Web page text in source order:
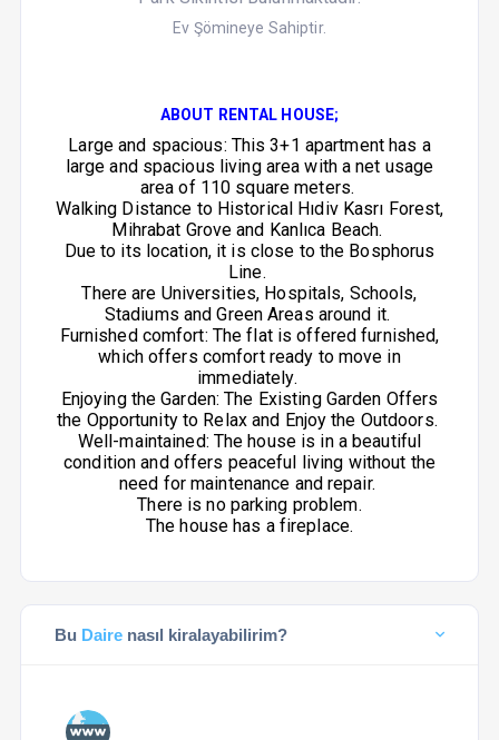
Ev Şömineye Sahiptir.
ABOUT RENTAL HOUSE;
Large and spacious: This 3+1 apartment has a
large and spacious living area with a net usage
area of ​​110 square meters.
Walking Distance to Historical Hıdiv Kasrı Forest,
Mihrabat Grove and Kanlıca Beach.
Due to its location, it is close to the Bosphorus
Line.
There are Universities, Hospitals, Schools,
Stadiums and Green Areas around it.
Furnished comfort: The flat is offered furnished,
which offers comfort ready to move in
immediately.
Enjoying the Garden: The Existing Garden Offers
the Opportunity to Relax and Enjoy the Outdoors.
Well-maintained: The house is in a beautiful
condition and offers peaceful living without the
need for maintenance and repair.
There is no parking problem.
The house has a fireplace.
Bu Daire nasıl kiralayabilirim?